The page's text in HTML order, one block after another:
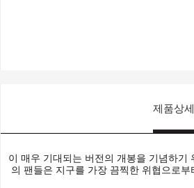
제품상
이 매우 기대되는 버전의 개봉을 기념하
의 팬들은 지구를 가장 끔찍한 위협으로